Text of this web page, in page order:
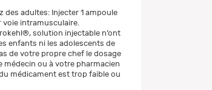
des adultes: Injecter 1 ampoule
voie intramusculaire.
solution injectable n’ont
enfants ni les adolescents de
de votre propre chef le dosage
ou à votre pharmacien
médicament est trop faible ou